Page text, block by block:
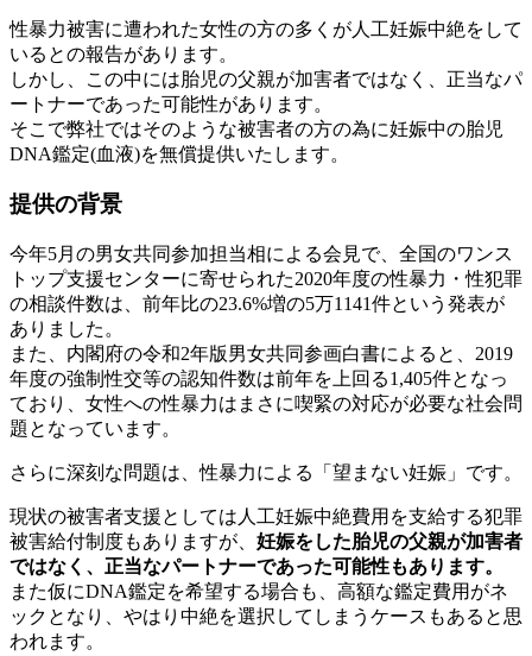
性暴力被害に遭われた女性の方の多くが人工妊娠中絶をして
いるとの報告があります。
しかし、この中には胎児の父親が加害者ではなく、正当なパ
ートナーであった可能性があります。
そこで弊社ではそのような被害者の方の為に妊娠中の胎児
DNA鑑定(血液)を無償提供いたします。
提供の背景
今年5月の男女共同参加担当相による会見で、全国のワンス
トップ支援センターに寄せられた2020年度の性暴力・性犯罪
の相談件数は、前年比の23.6%増の5万1141件という発表が
ありました。
また、内閣府の令和2年版男女共同参画白書によると、2019
年度の強制性交等の認知件数は前年を上回る1,405件となっ
ており、女性への性暴力はまさに喫緊の対応が必要な社会問
題となっています。
さらに深刻な問題は、性暴力による「望まない妊娠」です。
現状の被害者支援としては人工妊娠中絶費用を支給する犯罪
被害給付制度もありますが、 妊娠をした胎児の父親が加害者
ではなく、正当なパートナーであった可能性もあります。
また仮にDNA鑑定を希望する場合も、高額な鑑定費用がネ
ックとなり、やはり中絶を選択してしまうケースもあると思
われます。